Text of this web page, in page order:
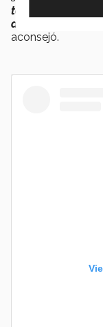
tenga paciencia
de estar listos
aconsejó.